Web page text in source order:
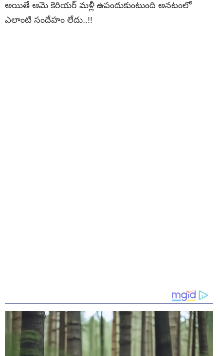
అయితే ఆమె కెరియర్ మళ్లీ ఉపందుకుంటుంది అనటంలో
ఎలాంటి సందేహం లేదు..!!